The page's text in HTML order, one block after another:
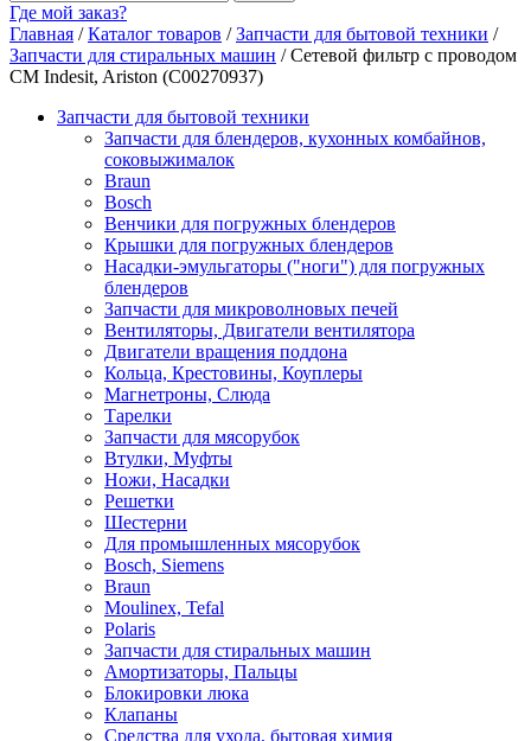
Где мой заказ?
Главная /Каталог товаров /Запчасти для бытовой техники /
Запчасти для стиральных машин /Сетевой фильтр с проводом
СМ Indesit, Ariston (C00270937)
Запчасти для бытовой техники
Запчасти для блендеров, кухонных комбайнов,
соковыжималок
Braun
Bosch
Венчики для погружных блендеров
Крышки для погружных блендеров
Насадки-эмульгаторы ("ноги") для погружных
блендеров
Запчасти для микроволновых печей
Вентиляторы, Двигатели вентилятора
Двигатели вращения поддона
Кольца, Крестовины, Коуплеры
Магнетроны, Слюда
Тарелки
Запчасти для мясорубок
Втулки, Муфты
Ножи, Насадки
Решетки
Шестерни
Для промышленных мясорубок
Bosch, Siemens
Braun
Moulinex, Tefal
Polaris
Запчасти для стиральных машин
Амортизаторы, Пальцы
Блокировки люка
Клапаны
Средства для ухода, бытовая химия